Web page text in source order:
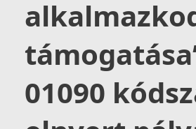
01090